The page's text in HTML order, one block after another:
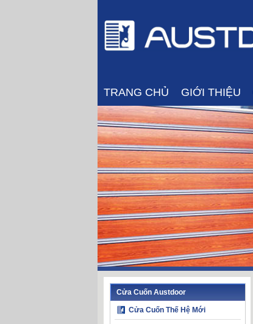
TRANG CHỦ GIỚI THIỆU
Cửa Cuốn Austdoor
Cửa Cuốn Thế Hệ Mới